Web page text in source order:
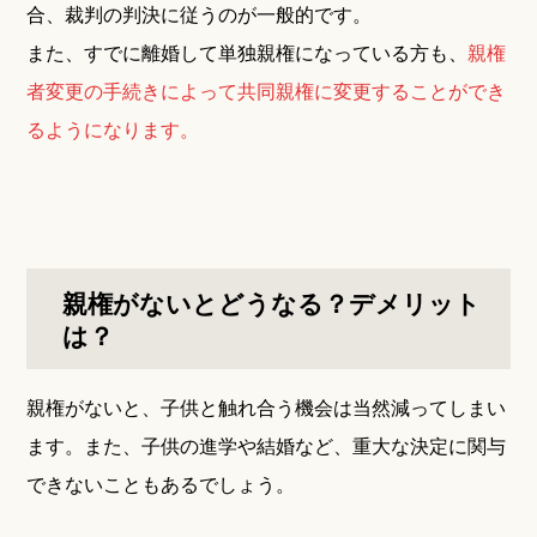
合、裁判の判決に従うのが一般的です。
また、すでに離婚して単独親権になっている方も、親権
者変更の手続きによって共同親権に変更することができ
るようになります。
親権がないとどうなる？デメリット
は？
親権がないと、子供と触れ合う機会は当然減ってしまい
ます。また、子供の進学や結婚など、重大な決定に関与
できないこともあるでしょう。